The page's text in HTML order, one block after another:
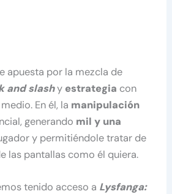
apuesta por la mezcla de
and slashy estrategia con
En él, la manipulación
generando mil y una
y permitiéndole tratar de
las pantallas como él quiera.
tenido acceso a Lysfanga: